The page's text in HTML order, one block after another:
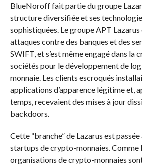
BlueNoroff fait partie du groupe
structure diversifiée et ses
sophistiquées. Le groupe APT Lazarus
attaques contre des banques et des
SWIFT, et s’est même engagé dans la
sociétés pour le développement de
monnaie. Les clients escroqués
applications d’apparence légitime et,
temps, recevaient des mises à jour
backdoors.
Cette “branche” de Lazarus est passée
startups de crypto-monnaies. Comme
organisations de crypto-monnaies